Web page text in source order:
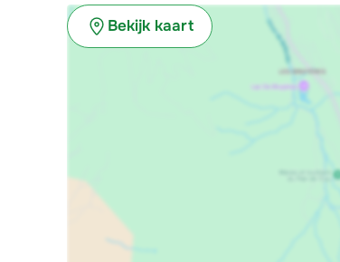
Bekijk kaart